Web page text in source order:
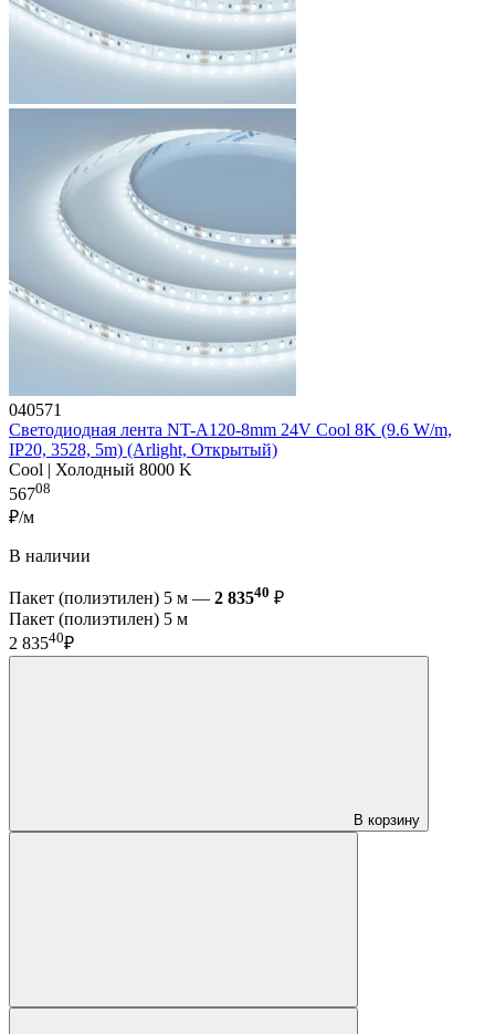
040571
Светодиодная лента NT-A120-8mm 24V Cool 8K (9.6 W/m,
IP20, 3528, 5m) (Arlight, Открытый)
Cool | Холодный 8000 K
56708
₽/м
В наличии
Пакет (полиэтилен) 5 м — 2 83540 ₽
Пакет (полиэтилен) 5 м
2 83540₽
В корзину